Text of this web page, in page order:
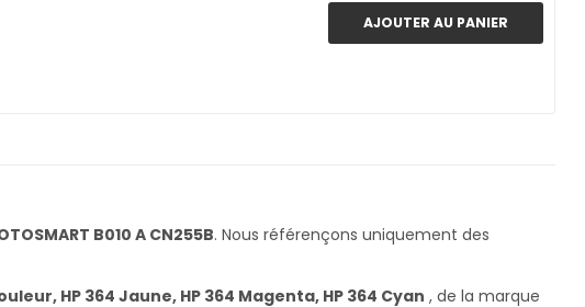
AJOUTER AU PANIER
B010 A CN255B. Nous référençons uniquement des
HP 364 Jaune, HP 364 Magenta, HP 364 Cyan , de la marque